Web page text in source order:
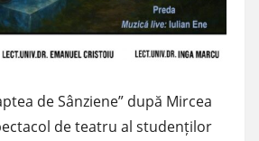
de Sânziene” după Mircea
de teatru al studenților